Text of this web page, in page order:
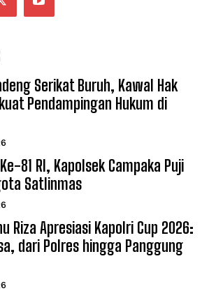
Serikat Buruh, Kawal Hak
Pendampingan Hukum di
81 RI, Kapolsek Campaka Puji
Satlinmas
Riza Apresiasi Kapolri Cup 2026:
dari Polres hingga Panggung